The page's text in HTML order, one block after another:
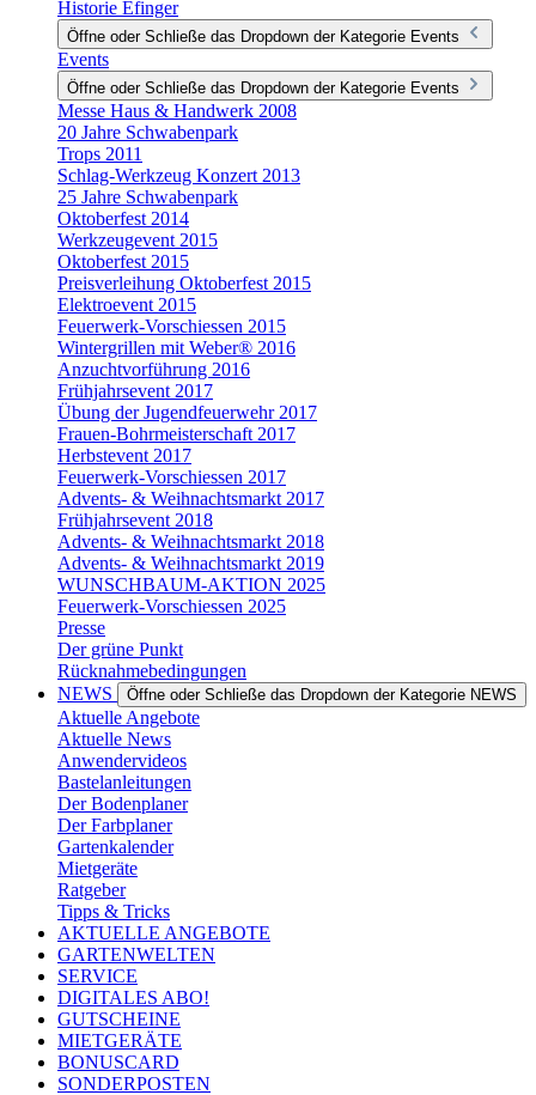
Historie Efinger
Öffne oder Schließe das Dropdown der Kategorie Events
Events
Öffne oder Schließe das Dropdown der Kategorie Events
Messe Haus & Handwerk 2008
20 Jahre Schwabenpark
Trops 2011
Schlag-Werkzeug Konzert 2013
25 Jahre Schwabenpark
Oktoberfest 2014
Werkzeugevent 2015
Oktoberfest 2015
Preisverleihung Oktoberfest 2015
Elektroevent 2015
Feuerwerk-Vorschiessen 2015
Wintergrillen mit Weber® 2016
Anzuchtvorführung 2016
Frühjahrsevent 2017
Übung der Jugendfeuerwehr 2017
Frauen-Bohrmeisterschaft 2017
Herbstevent 2017
Feuerwerk-Vorschiessen 2017
Advents- & Weihnachtsmarkt 2017
Frühjahrsevent 2018
Advents- & Weihnachtsmarkt 2018
Advents- & Weihnachtsmarkt 2019
WUNSCHBAUM-AKTION 2025
Feuerwerk-Vorschiessen 2025
Presse
Der grüne Punkt
Rücknahmebedingungen
NEWS
Öffne oder Schließe das Dropdown der Kategorie NEWS
Aktuelle Angebote
Aktuelle News
Anwendervideos
Bastelanleitungen
Der Bodenplaner
Der Farbplaner
Gartenkalender
Mietgeräte
Ratgeber
Tipps & Tricks
AKTUELLE ANGEBOTE
GARTENWELTEN
SERVICE
DIGITALES ABO!
GUTSCHEINE
MIETGERÄTE
BONUSCARD
SONDERPOSTEN